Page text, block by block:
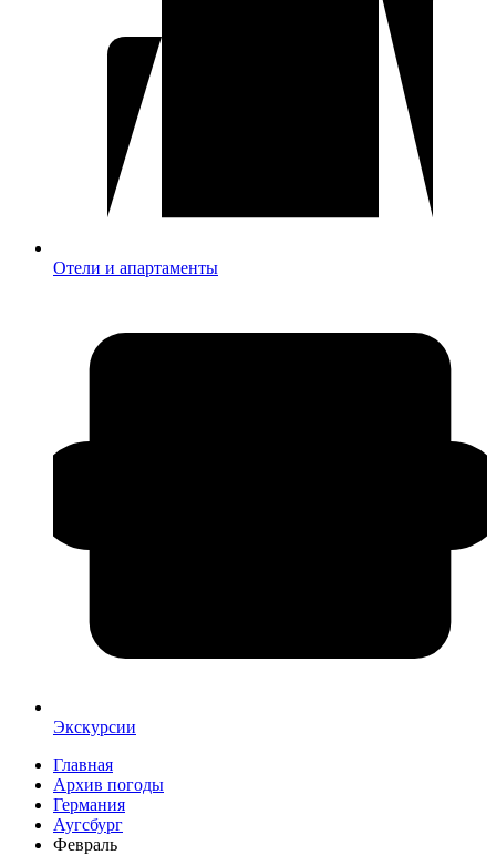
Отели и апартаменты
Экскурсии
Главная
Архив погоды
Германия
Аугсбург
Февраль